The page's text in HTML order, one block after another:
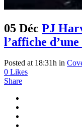
05 Déc PJ
l’affiche
Posted at 18:31h in
0 Likes
Share